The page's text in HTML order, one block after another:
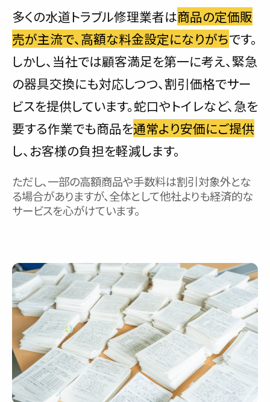
多くの水道トラブル修理業者は商品の定価販
売が主流で、高額な料金設定になりがちです。
しかし、当社では顧客満足を第一に考え、緊急
の器具交換にも対応しつつ、割引価格でサー
ビスを提供しています。蛇口やトイレなど、急を
要する作業でも商品を通常より安価にご提供
し、お客様の負担を軽減します。
ただし、一部の高額商品や手数料は割引対象外とな
る場合がありますが、全体として他社よりも経済的な
サービスを心がけています。